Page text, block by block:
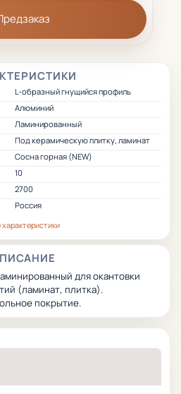
L-образный гнущийся профиль
Алюминий
Ламинированный
Под керамическую плитку, ламинат
Сосна горная (NEW)
10
2700
Россия
для окантовки
(ламинат, плитка).
покрытие.